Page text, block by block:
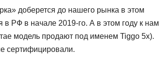
доберется до нашего рынка в этом
РФ в начале 2019-го. А в этом году к нам
модель продают под именем Tiggo 5x).
сертифицировали.